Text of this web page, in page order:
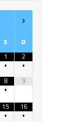
S D
1
•
2
•
8
•
9
15
•
16
•